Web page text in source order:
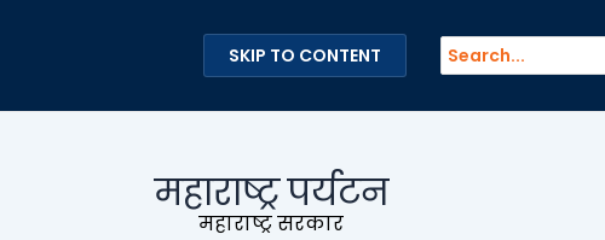
SKIP TO CONTENT
Search
for:
महाराष्ट्र पर्यटन
महाराष्ट्र सरकार